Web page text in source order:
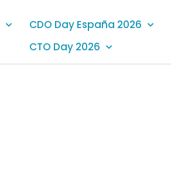
CDO Day España 2026
CTO Day 2026